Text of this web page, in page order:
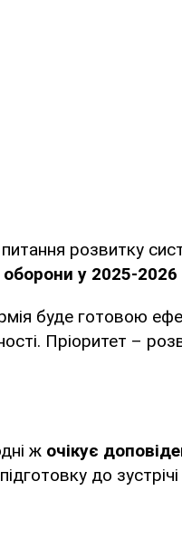
розвитку
у 2025-2026
буде готовою
Пріоритет –
ж очікує
до